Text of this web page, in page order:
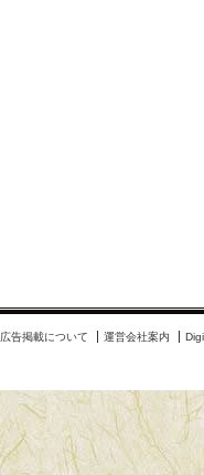
広告掲載について 運営会社案内